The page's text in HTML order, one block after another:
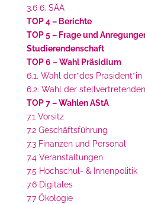
3.6 6. SÄA
TOP 4 – Berichte
TOP 5 – Frage und
Studierendenschaft
TOP 6 – Wahl Präsidium
6.1. Wahl der*des Präsident*in
6.2. Wahl der
TOP 7 – Wahlen AStA
7.1 Vorsitz
7.2 Geschäftsführung
7.3 Finanzen und Personal
7.4 Veranstaltungen
7.5 Hochschul- & Innenpolitik
7.6 Digitales
7.7 Ökologie